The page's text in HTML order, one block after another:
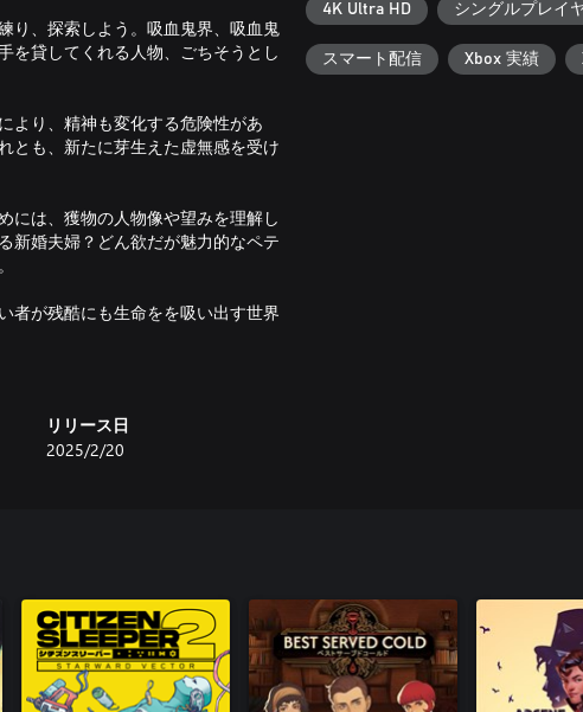
り、探索しよう。吸血鬼界、吸血鬼
を貸してくれる人物、ごちそうとし
より、精神も変化する危険性があ
とも、新たに芽生えた虚無感を受け
には、獲物の人物像や望みを理解し
新婚夫婦？どん欲だが魅力的なペテ
者が残酷にも生命をを吸い出す世界
リリース日
2025/2/20
4K Ultra HD シングルプレイ
スマート配信 Xbox 実績